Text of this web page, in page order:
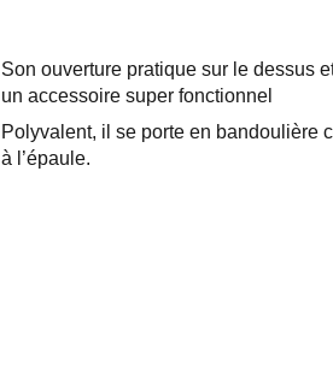
Son ouverture pratique sur le dessus
un accessoire super fonctionnel
Polyvalent, il se porte en bandoulière
à l’épaule.